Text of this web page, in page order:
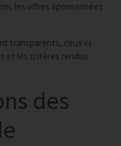
les offres sponsorisées
transparents, ceux-ci
et les critères rendus
des